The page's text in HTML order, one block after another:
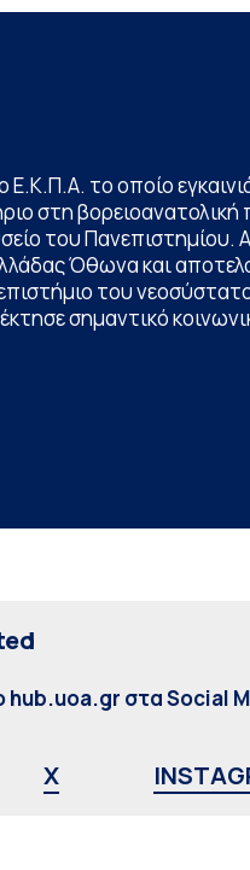
Ε.Κ.Π.Α. το οποίο
στη βορειοανατολική
του Πανεπιστημίου.
Όθωνα και
του
σημαντικό
hub.uoa.gr στα Social
X